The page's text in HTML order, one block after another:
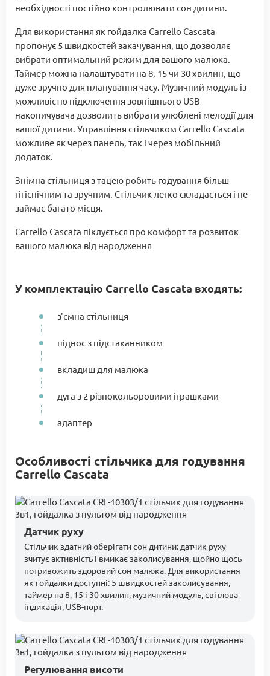
необхідності постійно контролювати сон дитини.
Для використання як гойдалка Carrello Cascata
пропонує 5 швидкостей закачування, що дозволяє
вибрати оптимальний режим для вашого малюка.
Таймер можна налаштувати на 8, 15 чи 30 хвилин, що
дуже зручно для планування часу. Музичний модуль із
можливістю підключення зовнішнього USB-
накопичувача дозволить вибрати улюблені мелодії для
вашої дитини. Управління стільчиком Carrello Cascata
можливе як через панель, так і через мобільний
додаток.
Знімна стільниця з тацею робить годування більш
гігієнічним та зручним. Стільчик легко складається і не
займає багато місця.
Carrello Cascata піклується про комфорт та розвиток
вашого малюка від народження
У комплектацію Carrello Cascata входять:
з'ємна стільниця
піднос з підстаканником
вкладиш для малюка
дуга з 2 різнокольоровими іграшками
адаптер
Особливості стільчика для годування
Carrello Cascata
Датчик руху
Стільчик здатний оберігати сон дитини: датчик руху
зчитує активність і вмикає заколисування, щойно щось
потривожить здоровий сон малюка. Для використання
як гойдалки доступні: 5 швидкостей заколисування,
таймер на 8, 15 і 30 хвилин, музичний модуль, світлова
індикація, USB-порт.
Регулювання висоти